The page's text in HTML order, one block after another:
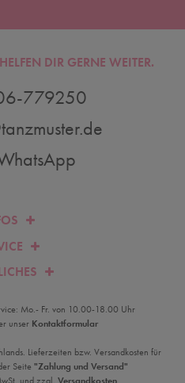
DIR GERNE WEITER.
779250
Mo.- Fr. von 10.00-18.00 Uhr
unser Kontaktformular
Lieferzeiten bzw. Versandkosten für
Seite "Zahlung und Versand"
und zzgl. Versandkosten